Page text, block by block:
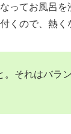
ってお風呂
くので、熱
。それはバラ